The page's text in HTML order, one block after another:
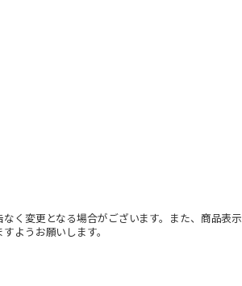
変更となる場合がございます。また、商品表
ようお願いします。